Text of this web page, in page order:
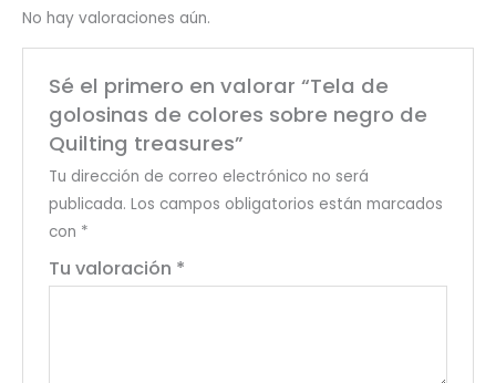
cantidad
No hay valoraciones aún.
Sé el primero en valorar “Tela de
golosinas de colores sobre negro de
Quilting treasures”
Tu dirección de correo electrónico no será
publicada. Los campos obligatorios están marcados
con *
Tu valoración *